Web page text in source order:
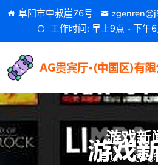
阜阳市中叔崖76号
工作时间: 早上9点 - 下午
游戏新
首页 游戏